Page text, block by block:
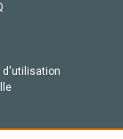
d'utilisation